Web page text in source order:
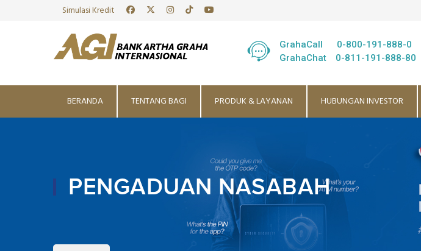
Simulasi Kredit
GrahaCall
0-800-191-888-0
GrahaChat
0-811-191-888-80
BERANDA TENTANG BAGI PRODUK & LAYANAN HUBUNGAN INVESTOR
PENGADUAN NASABAH